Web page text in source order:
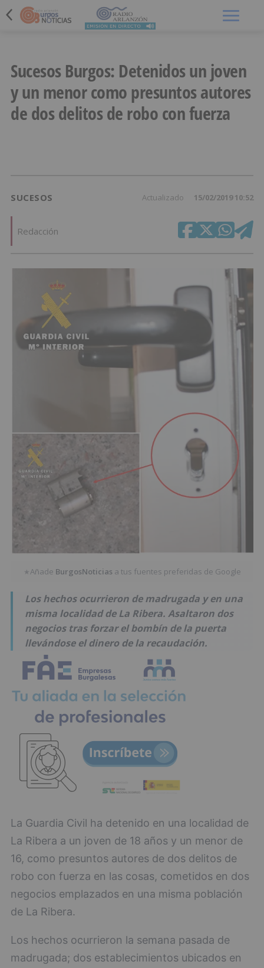
Sucesos Burgos: Detenidos un joven
y un menor como presuntos autores
de dos delitos de robo con fuerza
SUCESOS Actualizado 15/02/2019 10:52
Redacción
★Añade BurgosNoticias a tus fuentes preferidas de Google
Los hechos ocurrieron de madrugada y en una
misma localidad de La Ribera. Asaltaron dos
negocios tras forzar el bombín de la puerta
llevándose el dinero de la recaudación.
La Guardia Civil ha detenido en una localidad de
La Ribera a un joven de 18 años y un menor de
16, como presuntos autores de dos delitos de
robo con fuerza en las cosas, cometidos en dos
negocios emplazados en una misma población
de La Ribera.
Los hechos ocurrieron la semana pasada de
madrugada; dos establecimientos ubicados en